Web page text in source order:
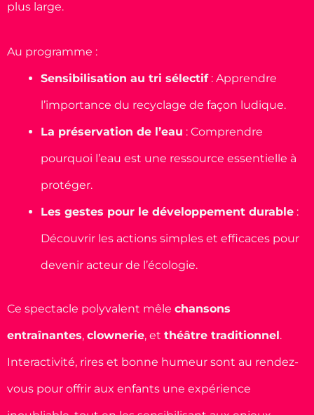
plus large.
Au programme :
Sensibilisation au tri sélectif: Apprendre
l’importance du recyclage de façon ludique.
La préservation de l’eau : Comprendre
pourquoi l’eau est une ressource essentielle à
protéger.
Les gestes pour le développement durable :
Découvrir les actions simples et efficaces pour
devenir acteur de l’écologie.
Ce spectacle polyvalent mêle chansons
entraînantes, clownerie, et théâtre traditionnel.
Interactivité, rires et bonne humeur sont au rendez-
vous pour offrir aux enfants une expérience